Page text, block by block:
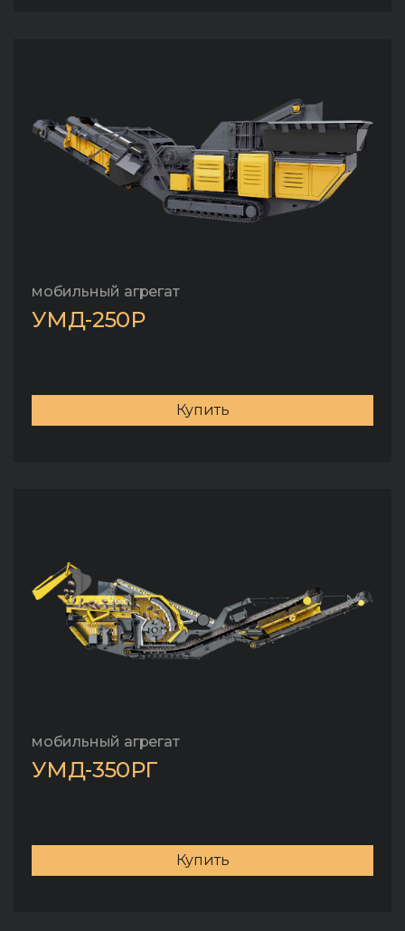
мобильный агрегат
УМД-250Р
Купить
мобильный агрегат
УМД-350РГ
Купить